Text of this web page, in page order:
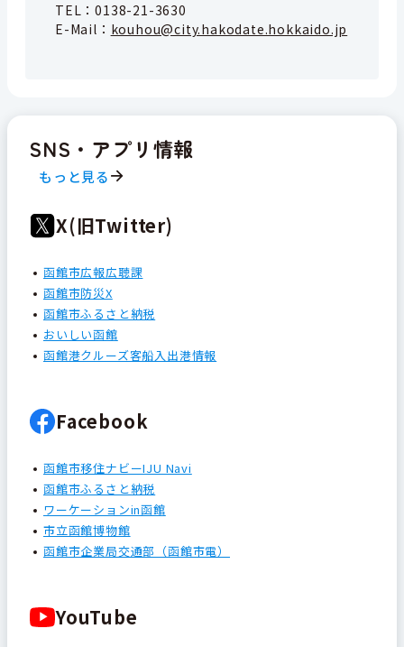
TEL：0138-21-3630
E-Mail： kouhou@city.hakodate.hokkaido.jp
SNS・アプリ情報
もっと見る
X(旧Twitter)
函館市広報広聴課
函館市防災X
函館市ふるさと納税
おいしい函館
函館港クルーズ客船入出港情報
Facebook
函館市移住ナビーIJU Navi
函館市ふるさと納税
ワーケーションin函館
市立函館博物館
函館市企業局交通部（函館市電）
YouTube